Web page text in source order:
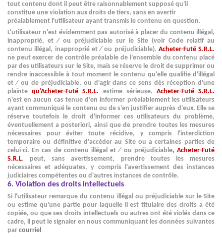
tout contenu dont il peut être raisonnablement supposé qu'il
constitue une violation aux droits de tiers, sans en avertir
préalablement l'utilisateur ayant transmis le contenu en question.
L'utilisateur n'est évidemment pas autorisé à placer du contenu illégal,
inapproprié, et ⁄ ou préjudiciable sur le Site (voir Code relatif au
contenu illégal, inapproprié et ⁄ ou préjudiciable). Acheter-Futé S.R.L.
ne peut exercer de contrôle préalable de l'ensemble du contenu placé
par des utilisateurs sur le Site, mais se réserve le droit de supprimer ou
rendre inaccessible à tout moment le contenu qu'elle qualifie d'illégal
et ⁄ ou de préjudiciable, ou d'agir dans ce sens dès réception d'une
plaintequ’Acheter-Futé S.R.L. estime sérieuse. Acheter-Futé S.R.L.
n'est en aucun cas tenue d'en informer préalablement les utilisateurs
ayant communiqué le contenu ou de s'en justifier auprès d'eux. Elle se
réserve toutefois le droit d'informer ces utilisateurs du problème,
éventuellement a posteriori, ainsi que de prendre toutes les mesures
nécessaires pour éviter toute récidive, y compris l'interdiction
temporaire ou définitive d'accéder au Site ou a certaines parties de
celui-ci. En cas de contenu illégal et ⁄ ou préjudiciable, Acheter-Futé
S.R.L. peut, sans avertissement, prendre toutes les mesures
nécessaires et adéquates, y compris l'avertissement des instances
judiciaires compétentes ou d'autres instances de contrôle.
6. Violation des droits intellectuels
Si l'utilisateur remarque du contenu illégal ou préjudiciable sur le Site
ou estime qu'une partie pour laquelle il est titulaire des droits a été
copiée, ou que ses droits intellectuels ou autres ont été violés dans ce
cadre, il peut le signaler en nous communiquant les données suivantes
par courriel